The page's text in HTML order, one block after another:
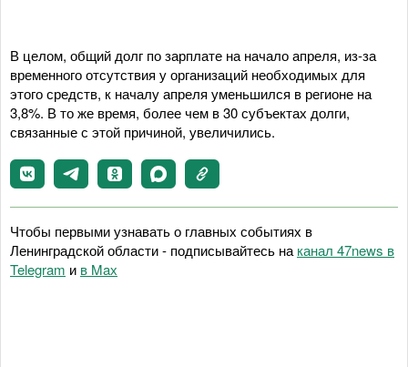
В целом, общий долг по зарплате на начало апреля, из-за
временного отсутствия у организаций необходимых для
этого средств, к началу апреля уменьшился в регионе на
3,8%. В то же время, более чем в 30 субъектах долги,
связанные с этой причиной, увеличились.
Чтобы первыми узнавать о главных событиях в
Ленинградской области - подписывайтесь на канал 47news в
Telegram и в Maх